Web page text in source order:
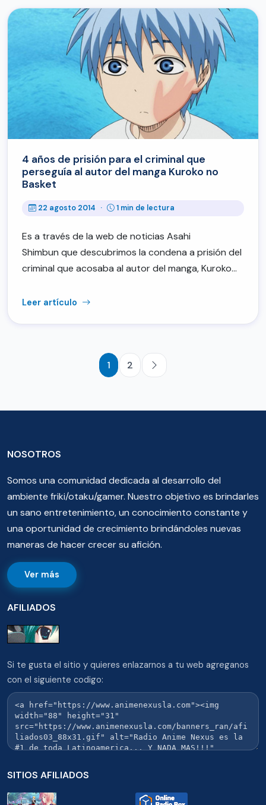
4 años de prisión para el criminal que
perseguía al autor del manga Kuroko no
Basket
22 agosto 2014 · 1 min de lectura
Es a través de la web de noticias Asahi
Shimbun que descubrimos la condena a prisión del
criminal que acosaba al autor del manga, Kuroko…
Leer artículo
1 2
NOSOTROS
Somos una comunidad dedicada al desarrollo del
ambiente friki/otaku/gamer. Nuestro objetivo es brindarles
un sano entretenimiento, un conocimiento constante y
una oportunidad de crecimiento brindándoles nuevas
maneras de hacer crecer su afición.
Ver más
AFILIADOS
Si te gusta el sitio y quieres enlazarnos a tu web agreganos
con el siguiente codigo:
SITIOS AFILIADOS